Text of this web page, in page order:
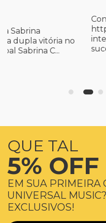
Conheça os produtos
https://
internacional Akon,
sucessos gl...
QUE TAL
5% OFF
EM SUA PRIMEIRA
UNIVERSAL
EXCLUSIVOS!